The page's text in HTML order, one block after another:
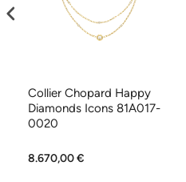
Collier Chopard Happy
Diamonds Icons 81A017-
0020
8.670,00 €